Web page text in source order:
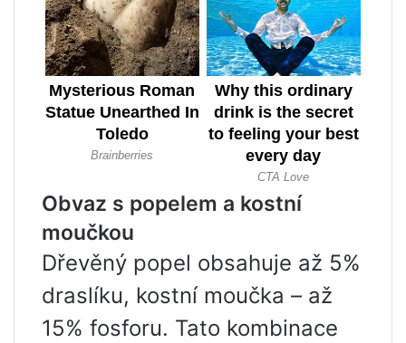
Obvaz s popelem a kostní
moučkou
Dřevěný popel obsahuje až 5%
draslíku, kostní moučka – až
15% fosforu. Tato kombinace